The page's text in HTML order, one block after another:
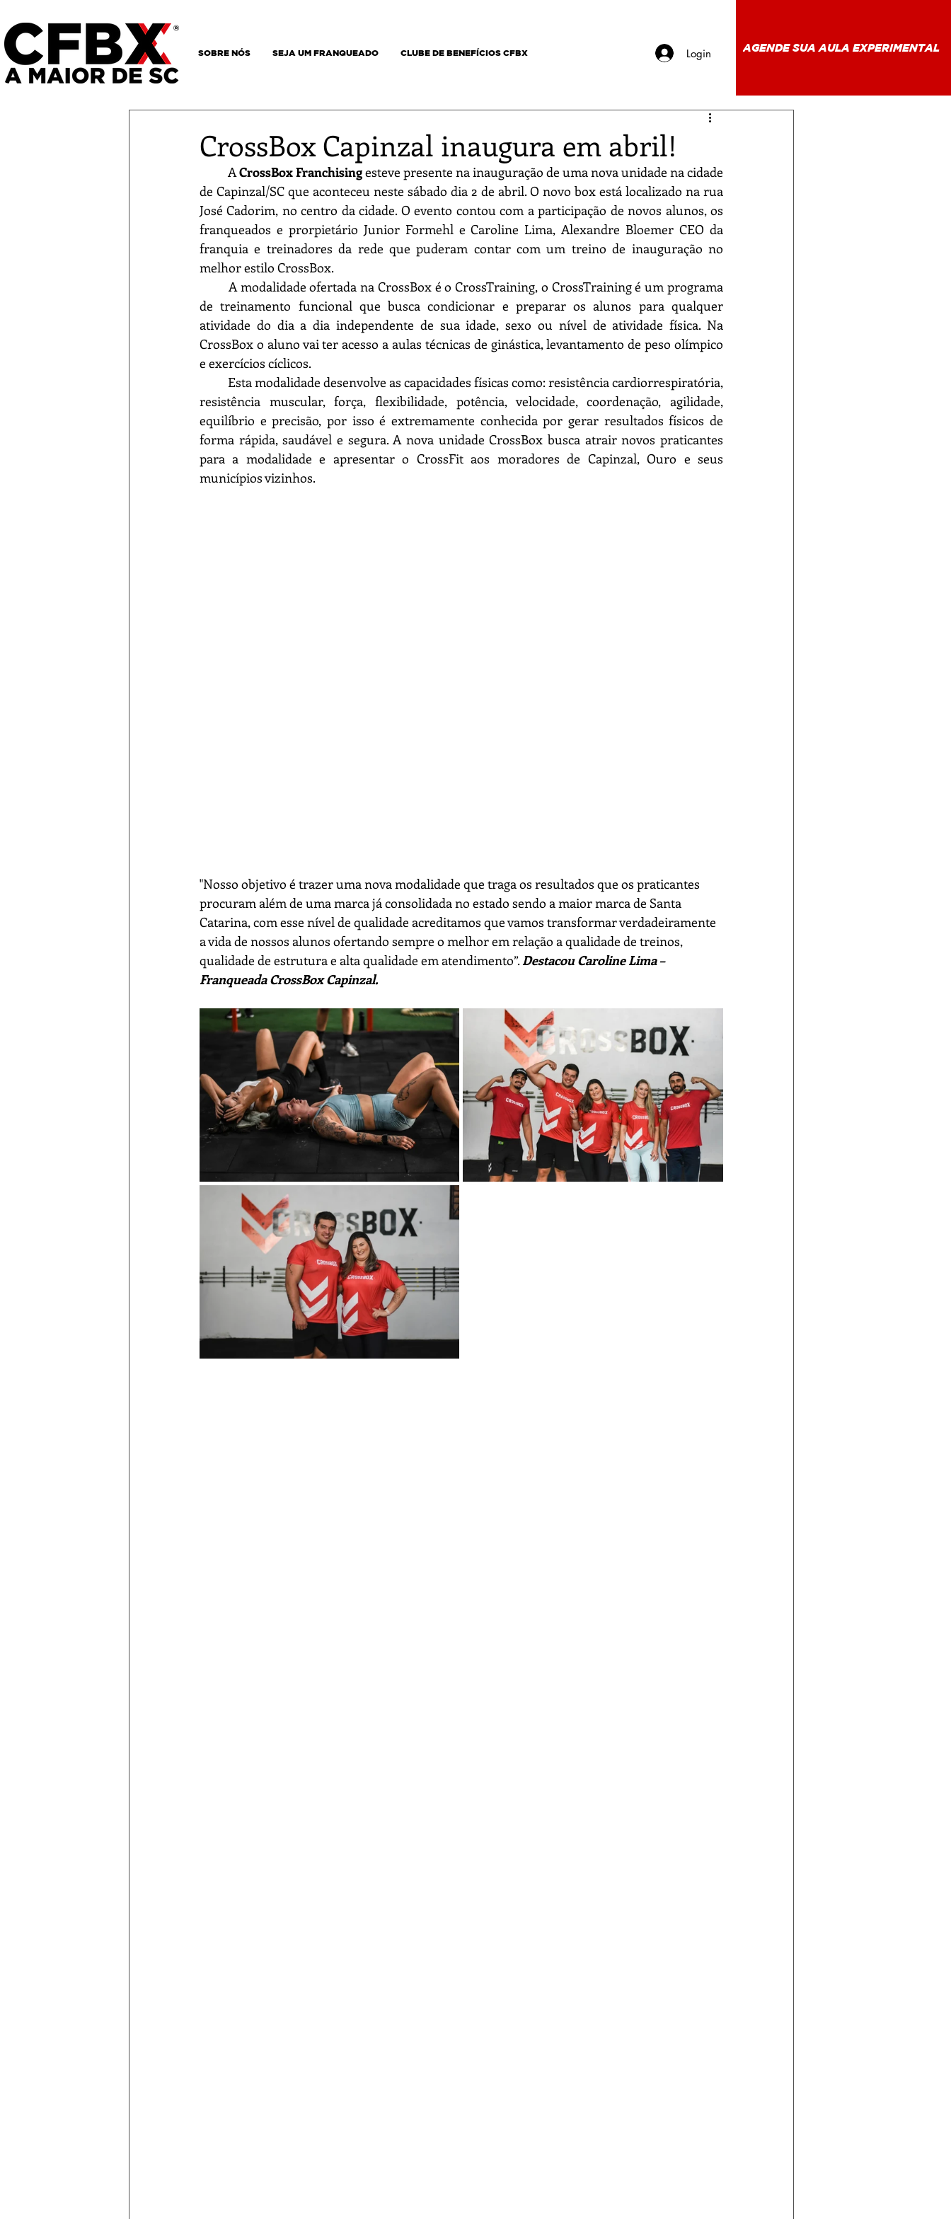
SOBRE NÓS SEJA UM FRANQUEADO CLUBE DE BENEFÍCIOS CFBX Login AGENDE SUA AULA EXPERIMENTAL
CrossBox Capinzal inaugura em abril!
	A
CrossBox Franchising esteve presente na inauguração de uma nova unidade na cidade
de Capinzal/SC que aconteceu neste sábado dia 2 de abril. O novo box está localizado na rua
José Cadorim, no centro da cidade. O evento contou com a participação de novos alunos, os
franqueados e prorpietário Junior Formehl e Caroline Lima, Alexandre Bloemer CEO da
franquia e treinadores da rede que puderam contar com um treino de inauguração no
melhor estilo CrossBox.
de treinamento funcional que busca condicionar e preparar os alunos para qualquer
atividade do dia a dia independente de sua idade, sexo ou nível de atividade física. Na
CrossBox o aluno vai ter acesso a aulas técnicas de ginástica, levantamento de peso olímpico
e exercícios cíclicos.
resistência muscular, força, flexibilidade, potência, velocidade, coordenação, agilidade,
equilíbrio e precisão, por isso é extremamente conhecida por gerar resultados físicos de
forma rápida, saudável e segura. A nova unidade CrossBox busca atrair novos praticantes
para a modalidade e apresentar o CrossFit aos moradores de Capinzal, Ouro e seus
municípios vizinhos.
"Nosso objetivo é trazer uma nova modalidade que traga os resultados que os praticantes
procuram além de uma marca já consolidada no estado sendo a maior marca de Santa
Catarina, com esse nível de qualidade acreditamos que vamos transformar verdadeiramente
a vida de nossos alunos ofertando sempre o melhor em relação a qualidade de treinos,
qualidade de estrutura e alta qualidade em atendimento”. Destacou Caroline Lima –
Franqueada CrossBox Capinzal.